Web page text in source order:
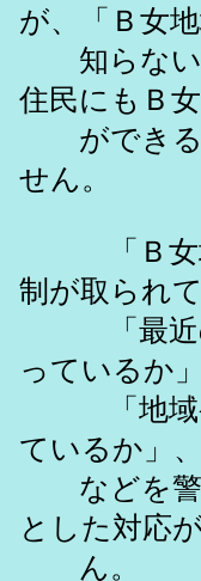
が、「Ｂ女
知らない
住民にもＢ
ができる
せん。
「Ｂ女地
制が取られ
「最近の
っているか」
「地域ケ
ているか」、
などを警
とした対応
ん。